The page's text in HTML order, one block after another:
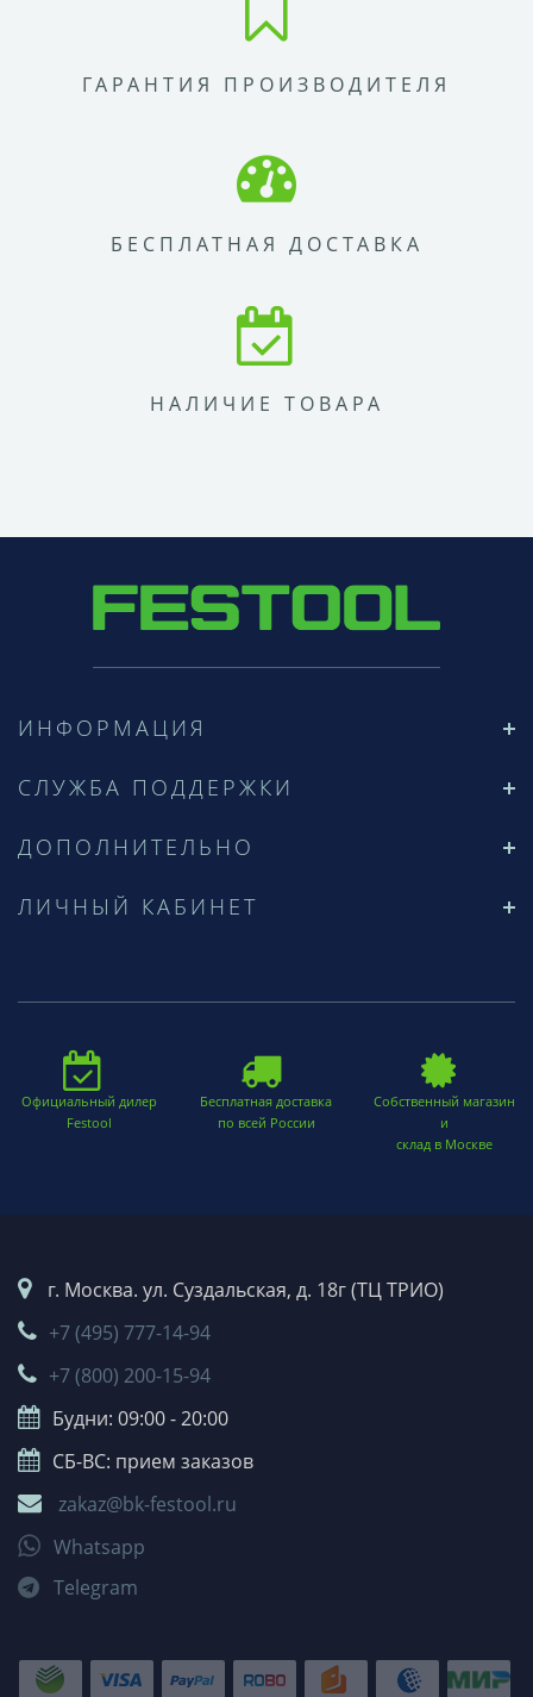
ГАРАНТИЯ ПРОИЗВОДИТЕЛЯ
БЕСПЛАТНАЯ ДОСТАВКА
НАЛИЧИЕ ТОВАРА
ИНФОРМАЦИЯ
СЛУЖБА ПОДДЕРЖКИ
ДОПОЛНИТЕЛЬНО
ЛИЧНЫЙ КАБИНЕТ
Официальный дилер
Festool
Бесплатная доставка
по всей России
Собственный магазин
и
склад в Москве
г. Москва. ул. Суздальская, д. 18г (ТЦ ТРИО)
+7 (495) 777-14-94
+7 (800) 200-15-94
Будни: 09:00 - 20:00
СБ-ВС: прием заказов
zakaz@bk-festool.ru
Whatsapp
Telegram